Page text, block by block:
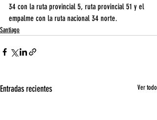
34 con la ruta provincial 5, ruta provincial 51 y el
empalme con la ruta nacional 34 norte.
Santiago
Entradas recientes Ver todo